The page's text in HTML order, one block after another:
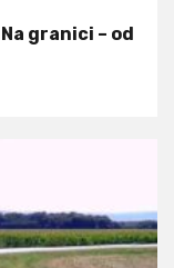
granici – od